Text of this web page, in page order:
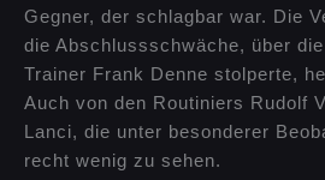
Gegner, der schlagbar war. Die
die Abschlussschwäche, über
Trainer Frank Denne stolperte,
Auch von den Routiniers Rudolf
Lanci, die unter besonderer
recht wenig zu sehen.